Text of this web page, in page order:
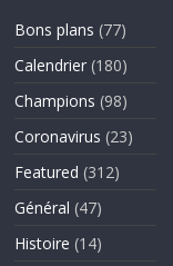
Bons plans (77)
Calendrier (180)
Champions (98)
Coronavirus (23)
Featured (312)
Général (47)
Histoire (14)